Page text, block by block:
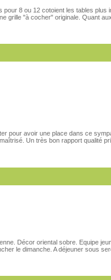
8 ou 12 cotoient les tables plus
grille "à cocher" originale. Quant
pour avoir une place dans ce
Un très bon rapport qualité
Décor oriental sobre. Equipe
le dimanche. A déjeuner sous